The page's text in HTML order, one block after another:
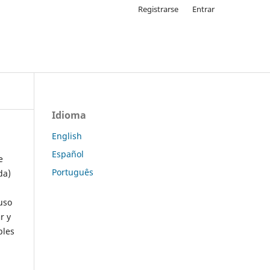
Registrarse Entrar
y
Idioma
English
Español
Português